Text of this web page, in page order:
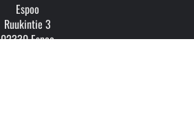
Espoo
Ruukintie 3
02330 Espoo